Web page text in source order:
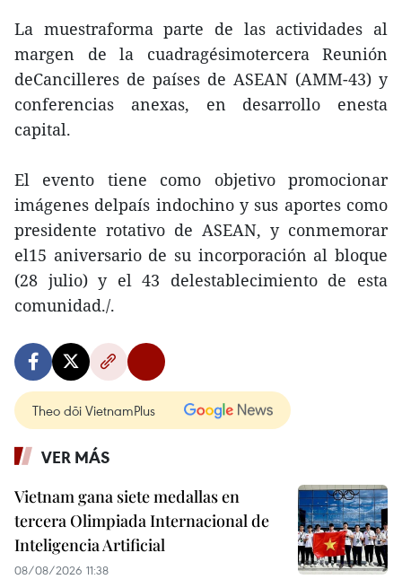
La muestraforma parte de las actividades al
margen de la cuadragésimotercera Reunión
deCancilleres de países de ASEAN (AMM-43) y
conferencias anexas, en desarrollo enesta
capital.
El evento tiene como objetivo promocionar
imágenes delpaís indochino y sus aportes como
presidente rotativo de ASEAN, y conmemorar
el15 aniversario de su incorporación al bloque
(28 julio) y el 43 delestablecimiento de esta
comunidad./.
Theo dõi VietnamPlus
VER MÁS
Vietnam gana siete medallas en
tercera Olimpiada Internacional de
Inteligencia Artificial
08/08/2026 11:38